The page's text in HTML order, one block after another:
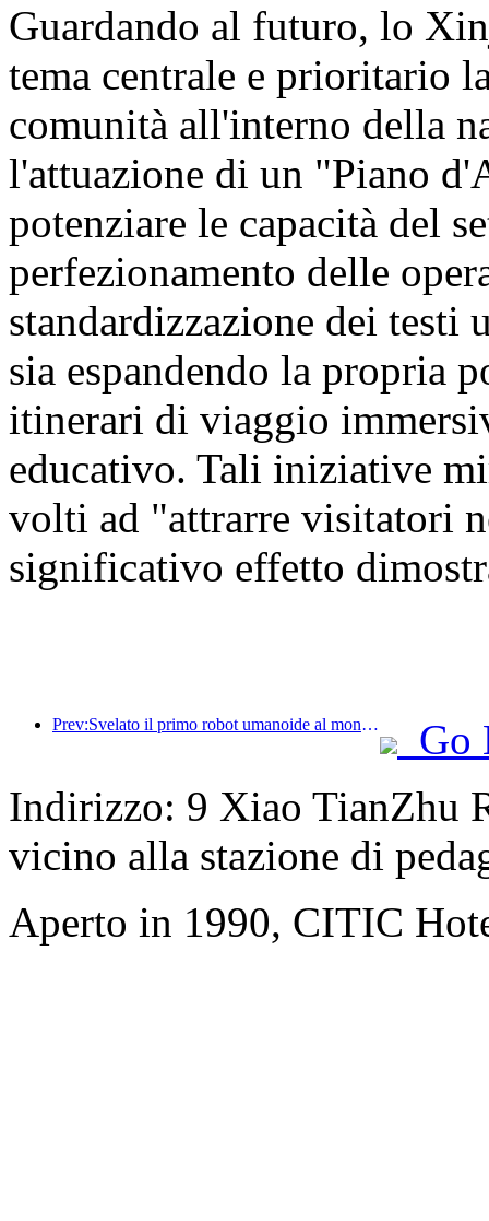
Guardando al futuro, lo
tema centrale e prioritario
comunità all'interno della
l'attuazione di un "Piano
potenziare le capacità del
perfezionamento delle
standardizzazione dei
sia espandendo la propria
itinerari di viaggio
educativo. Tali iniziative
volti ad "attrarre visitatori
significativo effetto
Prev:Svelato il primo robot umanoide al mondo specializzato nei servizi di ristorazione multi-scenario.
Go
Indirizzo: 9 Xiao TianZhu
vicino alla stazione di
Aperto in 1990, CITIC